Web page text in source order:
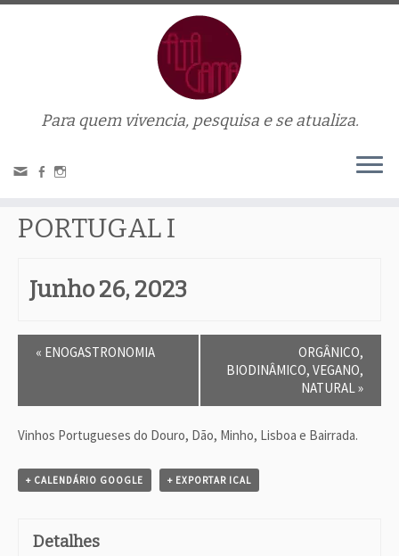
Para quem vivencia, pesquisa e se atualiza.
This evento has passed.
PORTUGAL I
Junho 26, 2023
t
o
N
i
« ENOGASTRONOMIA
ORGÂNICO,
BIODINÂMICO, VEGANO,
NATURAL»
Vinhos Portugueses do Douro, Dão, Minho, Lisboa e Bairrada.
+ CALENDÁRIO GOOGLE + EXPORTAR ICAL
Detalhes